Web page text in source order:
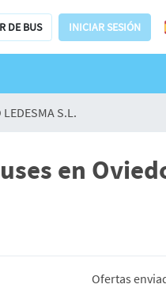
DE BUS INICIAR SESIÓN
S.L.
en
Ofertas